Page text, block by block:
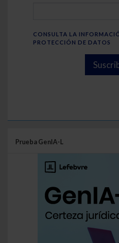
CONSULTA LA
PROTECCIÓN DE DATOS
Prueba GenIA-L